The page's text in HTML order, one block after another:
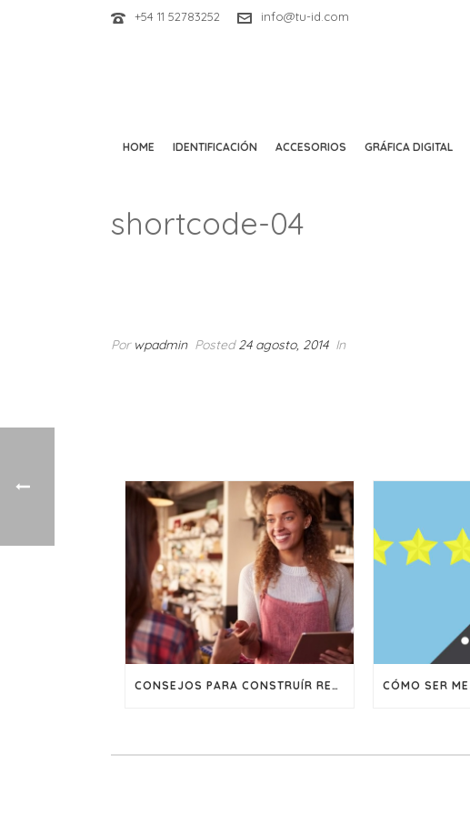
+54 11 52783252 info@tu-id.com
HOME IDENTIFICACIÓN ACCESORIOS GRÁFICA DIGITAL
shortcode-04
Por wpadmin Posted24 agosto, 2014 In
CONSEJOS PARA CONSTRUÍR RELACIONES A LARGO PLAZO CON SUS CLIENTES